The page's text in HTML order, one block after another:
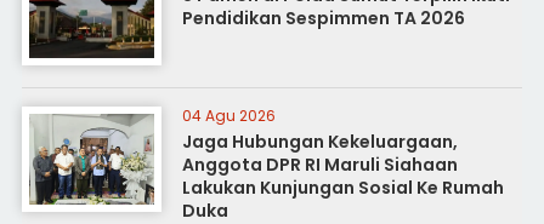
Pendidikan Sespimmen TA 2026
04 Agu 2026
Jaga Hubungan Kekeluargaan,
Anggota DPR RI Maruli Siahaan
Lakukan Kunjungan Sosial Ke Rumah
Duka